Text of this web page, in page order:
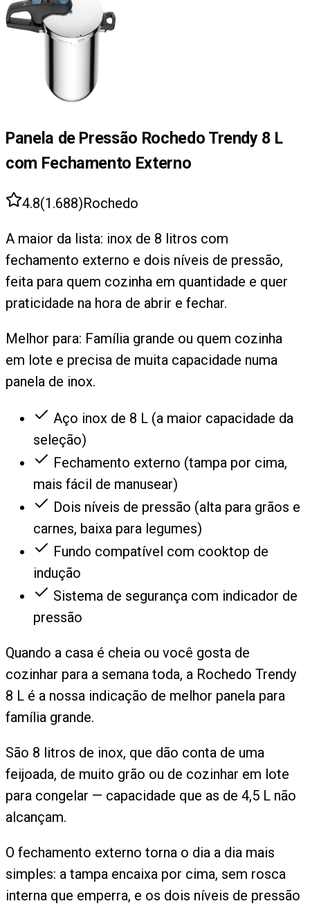
Panela de Pressão Rochedo Trendy 8 L
com Fechamento Externo
4.8(1.688)Rochedo
A maior da lista: inox de 8 litros com
fechamento externo e dois níveis de pressão,
feita para quem cozinha em quantidade e quer
praticidade na hora de abrir e fechar.
Melhor para: Família grande ou quem cozinha
em lote e precisa de muita capacidade numa
panela de inox.
Aço inox de 8 L (a maior capacidade da
seleção)
Fechamento externo (tampa por cima,
mais fácil de manusear)
Dois níveis de pressão (alta para grãos e
carnes, baixa para legumes)
Fundo compatível com cooktop de
indução
Sistema de segurança com indicador de
pressão
Quando a casa é cheia ou você gosta de
cozinhar para a semana toda, a Rochedo Trendy
8 L é a nossa indicação de melhor panela para
família grande.
São 8 litros de inox, que dão conta de uma
feijoada, de muito grão ou de cozinhar em lote
para congelar — capacidade que as de 4,5 L não
alcançam.
O fechamento externo torna o dia a dia mais
simples: a tampa encaixa por cima, sem rosca
interna que emperra, e os dois níveis de pressão